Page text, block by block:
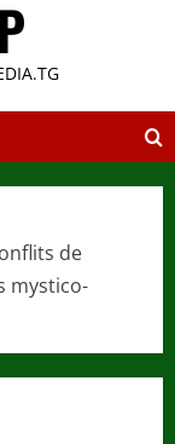
de
mystico-